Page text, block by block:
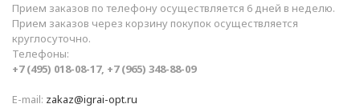
Прием заказов по телефону осуществляется 6 дней в неделю.
Прием заказов через корзину покупок осуществляется
круглосуточно.
Телефоны:
+7 (495) 018-08-17, +7 (965) 348-88-09
E-mail: zakaz@igrai-opt.ru